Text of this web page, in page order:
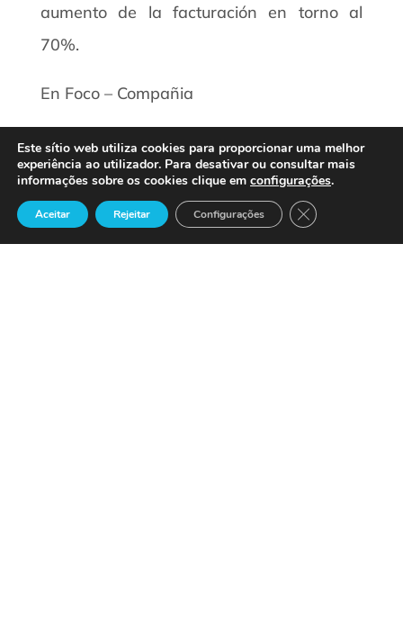
aumento de la facturación en torno al
70%.
En Foco – Compañia
Este sítio web utiliza cookies para proporcionar uma melhor
experiência ao utilizador. Para desativar ou consultar mais
informações sobre os cookies clique em configurações.
Aceitar Rejeitar Configurações Close GDPR